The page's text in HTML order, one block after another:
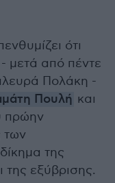
ότι
μετά από πέντε
Πολάκη -
Πουλή και
πρώην
των
της
εξύβρισης.